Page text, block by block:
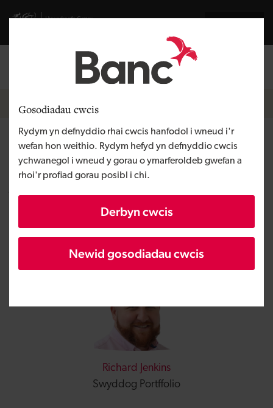
Gosodiadau cwcis
Rydym yn defnyddio rhai cwcis hanfodol i wneud i'r
wefan hon weithio. Rydym hefyd yn defnyddio cwcis
ychwanegol i wneud y gorau o ymarferoldeb gwefan a
rhoi'r profiad gorau posibl i chi.
Derbyn cwcis
Newid gosodiadau cwcis
Visit gov.wales website
Mewngofnodi
Breadcrumb
Newyddion
Dau ‘giraffe’ newydd – Mae The
Green Giraffe Nursery Ltd
wedi dyblu nifer y safleoedd
gofal plant yng Nghaerdydd
Richard Jenkins
Swyddog Portffolio